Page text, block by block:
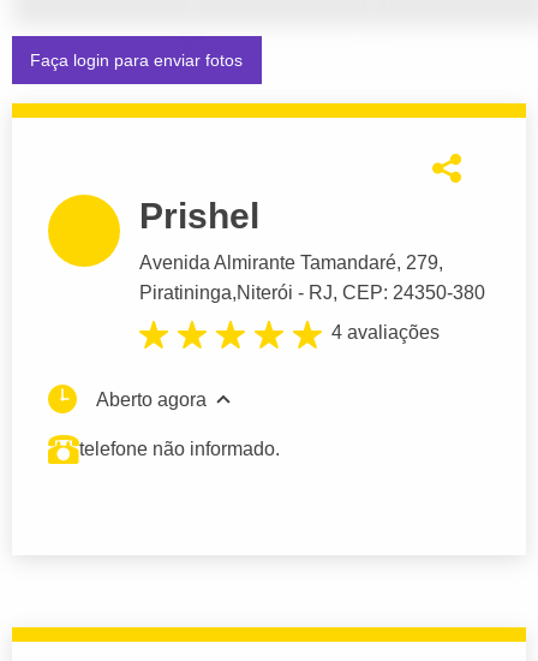
Faça login para enviar fotos
Prishel
Avenida Almirante Tamandaré, 279,
Piratininga,Niterói - RJ, CEP: 24350-380
4 avaliações
Aberto agora
telefone não informado.